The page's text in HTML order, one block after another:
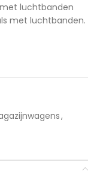
luchtbanden
met luchtbanden.
,